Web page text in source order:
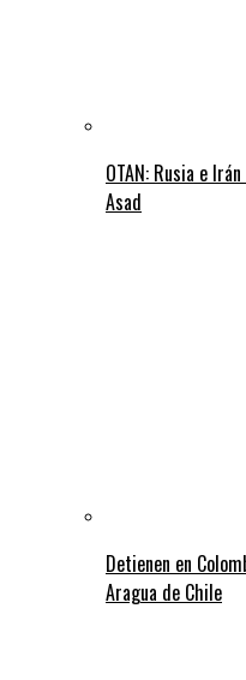
OTAN: Rusia e
Asad
Detienen en
Aragua de Chile